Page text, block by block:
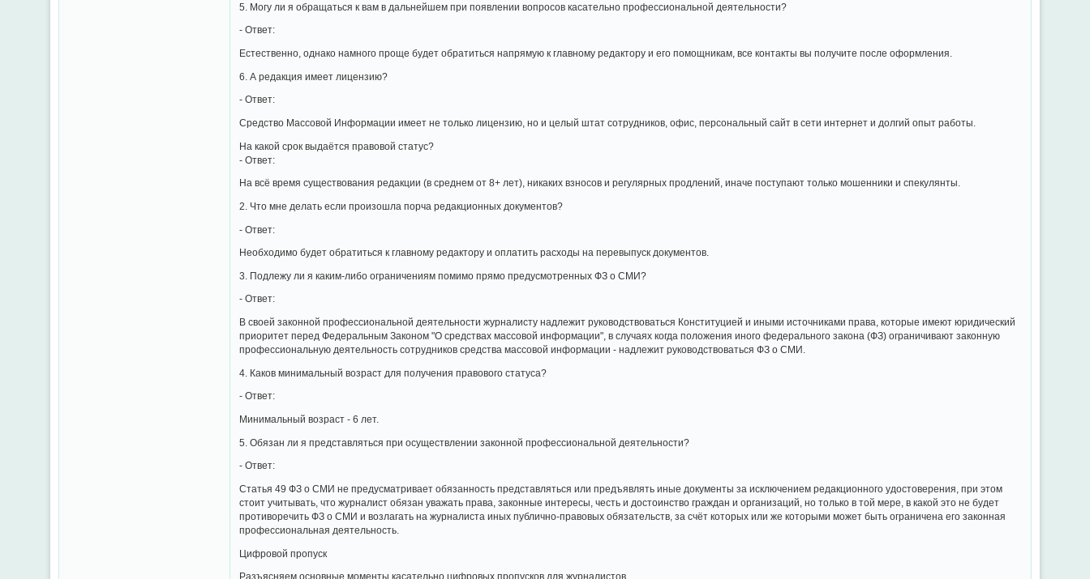
5. Могу ли я обращаться к вам в дальнейшем при появлении вопросов касательно профессиональной деятельности?
- Ответ:
Естественно, однако намного проще будет обратиться напрямую к главному редактору и его помощникам, все контакты вы получите после оформления.
6. А редакция имеет лицензию?
- Ответ:
Средство Массовой Информации имеет не только лицензию, но и целый штат сотрудников, офис, персональный сайт в сети интернет и долгий опыт работы.
На какой срок выдаётся правовой статус?
- Ответ:
На всё время существования редакции (в среднем от 8+ лет), никаких взносов и регулярных продлений, иначе поступают только мошенники и спекулянты.
2. Что мне делать если произошла порча редакционных документов?
- Ответ:
Необходимо будет обратиться к главному редактору и оплатить расходы на перевыпуск документов.
3. Подлежу ли я каким-либо ограничениям помимо прямо предусмотренных ФЗ о СМИ?
- Ответ:
В своей законной профессиональной деятельности журналисту надлежит руководствоваться Конституцией и иными источниками права, которые имеют юридический
приоритет перед Федеральным Законом "О средствах массовой информации", в случаях когда положения иного федерального закона (ФЗ) ограничивают законную
профессиональную деятельность сотрудников средства массовой информации - надлежит руководствоваться ФЗ о СМИ.
4. Каков минимальный возраст для получения правового статуса?
- Ответ:
Минимальный возраст - 6 лет.
5. Обязан ли я представляться при осуществлении законной профессиональной деятельности?
- Ответ:
Статья 49 ФЗ о СМИ не предусматривает обязанность представляться или предъявлять иные документы за исключением редакционного удостоверения, при этом
стоит учитывать, что журналист обязан уважать права, законные интересы, честь и достоинство граждан и организаций, но только в той мере, в какой это не будет
противоречить ФЗ о СМИ и возлагать на журналиста иных публично-правовых обязательств, за счёт которых или же которыми может быть ограничена его законная
профессиональная деятельность.
Цифровой пропуск
Разъясняем основные моменты касательно цифровых пропусков для журналистов.